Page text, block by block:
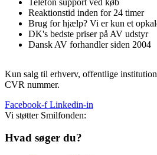
Reaktionstid inden for 24 timer
Brug for hjælp? Vi er kun et
DK's bedste priser på AV udstyr
Dansk AV forhandler siden 2004
Kun salg til erhverv, offentlige
CVR nummer.
Facebook-f Linkedin-in
Vi støtter Smilfonden:
Hvad søger du?